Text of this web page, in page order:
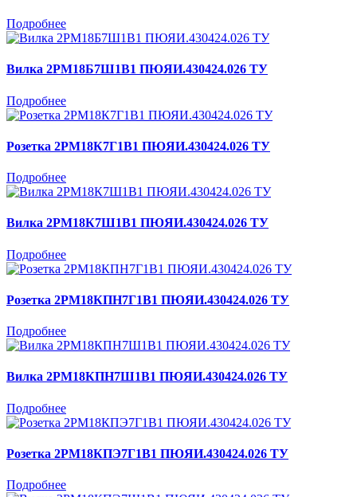
Подробнее
Вилка 2РМ18Б7Ш1В1 ПЮЯИ.430424.026 ТУ
Подробнее
Розетка 2РМ18К7Г1В1 ПЮЯИ.430424.026 ТУ
Подробнее
Вилка 2РМ18К7Ш1В1 ПЮЯИ.430424.026 ТУ
Подробнее
Розетка 2РМ18КПН7Г1В1 ПЮЯИ.430424.026 ТУ
Подробнее
Вилка 2РМ18КПН7Ш1В1 ПЮЯИ.430424.026 ТУ
Подробнее
Розетка 2РМ18КПЭ7Г1В1 ПЮЯИ.430424.026 ТУ
Подробнее